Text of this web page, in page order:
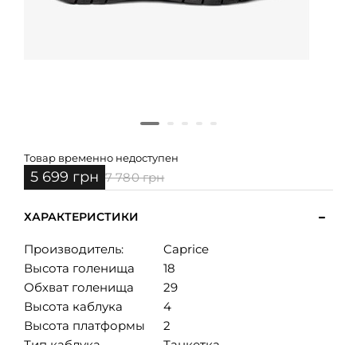
Товар временно недоступен
5 699 грн 7 780 грн
ХАРАКТЕРИСТИКИ
Производитель:
Caprice
Высота голенища
18
Обхват голенища
29
Высота каблука
4
Высота платформы
2